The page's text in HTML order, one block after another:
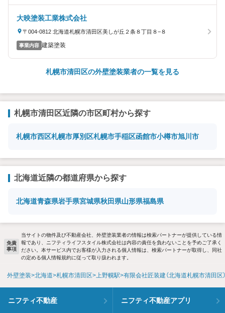
大映塗装工業株式会社
〒004-0812 北海道札幌市清田区美しが丘２条８丁目８−８
事業内容 建築塗装
札幌市清田区の外壁塗装業者の一覧を見る
札幌市清田区近隣の市区町村から探す
札幌市西区札幌市厚別区札幌市手稲区函館市小樽市旭川市
北海道近隣の都道府県から探す
北海道青森県岩手県宮城県秋田県山形県福島県
免責
事項
当サイトの物件及び不動産会社、外壁塗装業者の情報は検索パートナーが提供している情
報であり、ニフティライフスタイル株式会社は内容の責任を負わないことを予めご了承く
ださい。本サービス内でお客様が入力される個人情報は、検索パートナーが取得し、同社
の定める個人情報規約に従って取り扱われます。
外壁塗装 北海道 札幌市清田区 上野幌駅 有限会社匠装建（北海道札幌市清田区
ニフティ不動産 ニフティ不動産アプリ